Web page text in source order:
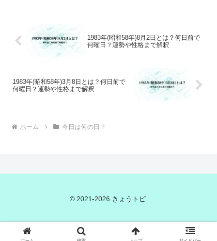
1983年(昭和58年)8月2日とは？何日前で
何曜日？運勢や性格まで解釈
1983年(昭和58年)3月8日とは？何日前で
何曜日？運勢や性格まで解釈
ホーム 今日は何の日？
© 2021-2026 きょうトピ.